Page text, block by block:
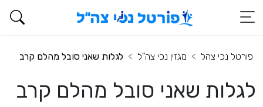
פורטל נכי צהל מגזין נכי צה"ל לגלות שאני סובל מהלם קרב
לגלות שאני סובל מהלם קרב